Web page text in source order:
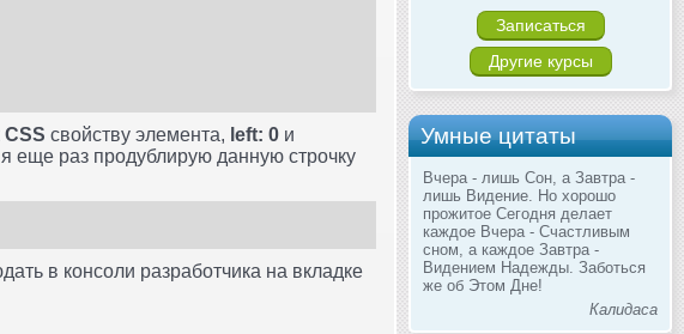
Записаться
Другие курсы
Умные цитаты
Вчера - лишь Сон, а Завтра -
лишь Видение. Но хорошо
прожитое Сегодня делает
каждое Вчера - Счастливым
сном, а каждое Завтра -
Видением Надежды. Заботься
же об Этом Дне!
Калидаса
CSS свойству элемента, left: 0 и
еще раз продублирую данную строчку
в консоли разработчика на вкладке